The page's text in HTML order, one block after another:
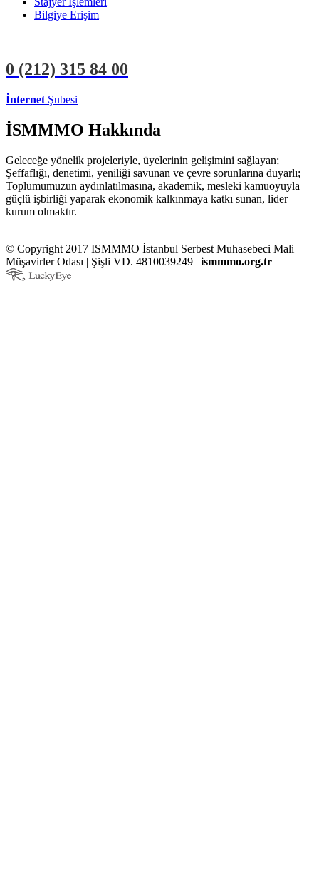
Bilgiye Erişim
0 (212) 315 84 00
İnternet Şubesi
İSMMMO Hakkında
Geleceğe yönelik projeleriyle, üyelerinin gelişimini sağlayan;
Şeffaflığı, denetimi, yeniliği savunan ve çevre sorunlarına duyarlı;
Toplumumuzun aydınlatılmasına, akademik, mesleki kamuoyuyla
güçlü işbirliği yaparak ekonomik kalkınmaya katkı sunan, lider
kurum olmaktır.
© Copyright 2017 ISMMMO İstanbul Serbest Muhasebeci Mali
Müşavirler Odası | Şişli VD. 4810039249 | ismmmo.org.tr